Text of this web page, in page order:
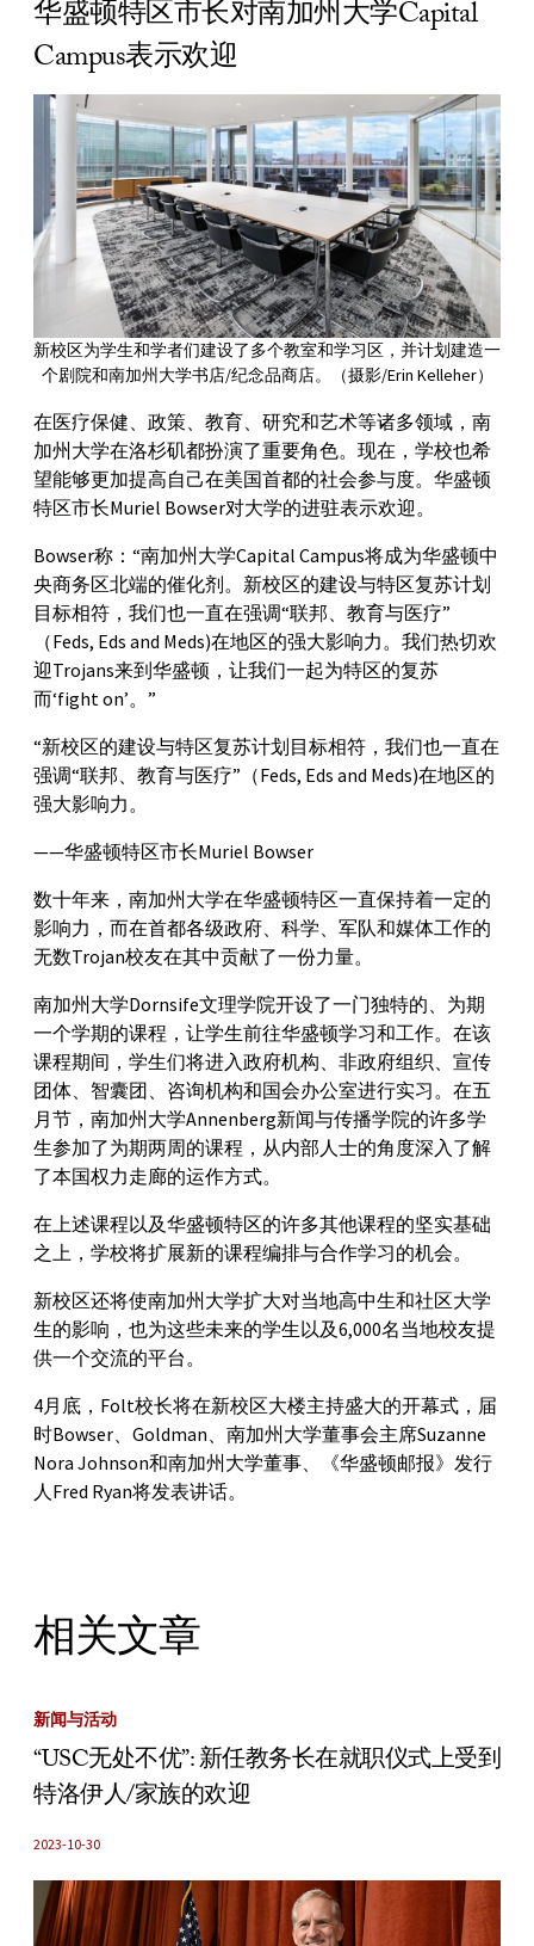
华盛顿特区市长对南加州大学Capital
Campus表示欢迎
新校区为学生和学者们建设了多个教室和学习区，并计划建造一
个剧院和南加州大学书店/纪念品商店。（摄影/Erin Kelleher）
在医疗保健、政策、教育、研究和艺术等诸多领域，南
加州大学在洛杉矶都扮演了重要角色。现在，学校也希
望能够更加提高自己在美国首都的社会参与度。华盛顿
特区市长Muriel Bowser对大学的进驻表示欢迎。
Bowser称：“南加州大学Capital Campus将成为华盛顿中
央商务区北端的催化剂。新校区的建设与特区复苏计划
目标相符，我们也一直在强调“联邦、教育与医疗”
（Feds, Eds and Meds)在地区的强大影响力。我们热切欢
迎Trojans来到华盛顿，让我们一起为特区的复苏
而‘fight on’。”
“新校区的建设与特区复苏计划目标相符，我们也一直在
强调“联邦、教育与医疗”（Feds, Eds and Meds)在地区的
强大影响力。
——华盛顿特区市长Muriel Bowser
数十年来，南加州大学在华盛顿特区一直保持着一定的
影响力，而在首都各级政府、科学、军队和媒体工作的
无数Trojan校友在其中贡献了一份力量。
南加州大学Dornsife文理学院开设了一门独特的、为期
一个学期的课程，让学生前往华盛顿学习和工作。在该
课程期间，学生们将进入政府机构、非政府组织、宣传
团体、智囊团、咨询机构和国会办公室进行实习。在五
月节，南加州大学Annenberg新闻与传播学院的许多学
生参加了为期两周的课程，从内部人士的角度深入了解
了本国权力走廊的运作方式。
在上述课程以及华盛顿特区的许多其他课程的坚实基础
之上，学校将扩展新的课程编排与合作学习的机会。
新校区还将使南加州大学扩大对当地高中生和社区大学
生的影响，也为这些未来的学生以及6,000名当地校友提
供一个交流的平台。
4月底，Folt校长将在新校区大楼主持盛大的开幕式，届
时Bowser、Goldman、南加州大学董事会主席Suzanne
Nora Johnson和南加州大学董事、《华盛顿邮报》发行
人Fred Ryan将发表讲话。
相关文章
新闻与活动
“USC无处不优”: 新任教务长在就职仪式上受到
特洛伊人/家族的欢迎
2023-10-30